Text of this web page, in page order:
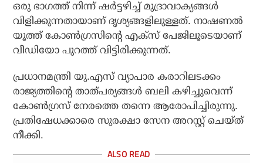
ഒരു ഭാഗത്ത് നിന്ന് ഷര്‍ട്ടഴിച്ച് മുദ്രാവാക്യങ്ങള്‍
വിളിക്കുന്നതായാണ് ദൃശ്യങ്ങളിലുള്ളത്. നാഷണല്‍
യൂത്ത് കോണ്‍ഗ്രസിന്റെ എക്‌സ് പേജിലൂടെയാണ്
വീഡിയോ പുറത്ത് വിട്ടിരിക്കുന്നത്.
പ്രധാനമന്ത്രി യു.എസ് വ്യാപാര കരാറിലടക്കം
രാജ്യത്തിന്റെ താത്പര്യങ്ങള്‍ ബലി കഴിച്ചുവെന്ന്
കോണ്‍ഗ്രസ് നേരത്തെ തന്നെ ആരോപിച്ചിരുന്നു.
പ്രതിഷേധക്കാരെ സുരക്ഷാ സേന അറസ്റ്റ് ചെയ്ത്
നീക്കി.